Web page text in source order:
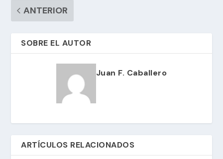
ANTERIOR
SOBRE EL AUTOR
Juan F. Caballero
ARTÍCULOS RELACIONADOS